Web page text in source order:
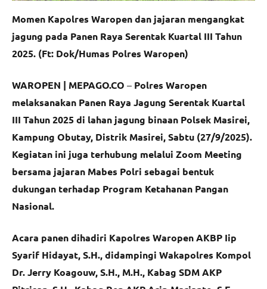
Momen Kapolres Waropen dan jajaran mengangkat
jagung pada Panen Raya Serentak Kuartal III Tahun
2025. (Ft: Dok/Humas Polres Waropen)
WAROPEN | MEPAGO.CO – Polres Waropen
melaksanakan Panen Raya Jagung Serentak Kuartal
III Tahun 2025 di lahan jagung binaan Polsek Masirei,
Kampung Obutay, Distrik Masirei, Sabtu (27/9/2025).
Kegiatan ini juga terhubung melalui Zoom Meeting
bersama jajaran Mabes Polri sebagai bentuk
dukungan terhadap Program Ketahanan Pangan
Nasional.
Acara panen dihadiri Kapolres Waropen AKBP Iip
Syarif Hidayat, S.H., didampingi Wakapolres Kompol
Dr. Jerry Koagouw, S.H., M.H., Kabag SDM AKP